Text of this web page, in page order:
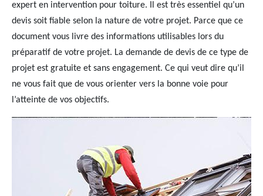
expert en intervention pour toiture. Il est très essentiel qu’un
devis soit fiable selon la nature de votre projet. Parce que ce
document vous livre des informations utilisables lors du
préparatif de votre projet. La demande de devis de ce type de
projet est gratuite et sans engagement. Ce qui veut dire qu’il
ne vous fait que de vous orienter vers la bonne voie pour
l’atteinte de vos objectifs.